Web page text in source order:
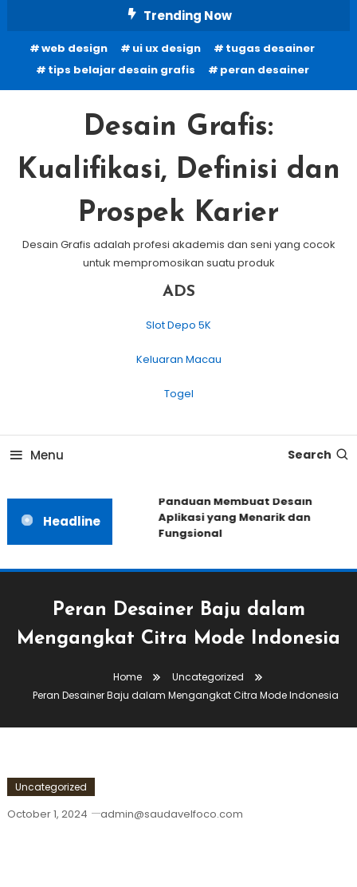
Content
Trending Now
web design ui ux design
tugas desainer
tips belajar desain grafis
peran desainer
Desain Grafis:
Kualifikasi, Definisi dan
Prospek Karier
Desain Grafis adalah profesi akademis dan seni yang cocok
untuk mempromosikan suatu produk
ADS
Slot Depo 5K
Keluaran Macau
Togel
Menu Search
Headline
Panduan Membuat Desain
Aplikasi yang Menarik dan
Fungsional
Peran Desainer Baju dalam
Mengangkat Citra Mode Indonesia
Home
Uncategorized
Peran Desainer Baju dalam Mengangkat Citra Mode Indonesia
Uncategorized
October 1, 2024 admin@saudavelfoco.com